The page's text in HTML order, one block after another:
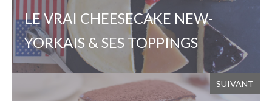
LE VRAI CHEESECAKE NEW-
YORKAIS & SES TOPPINGS
SUIVANT